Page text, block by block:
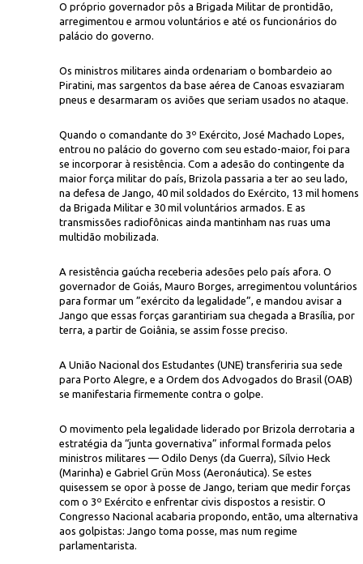
O próprio governador pôs a Brigada Militar de prontidão,
arregimentou e armou voluntários e até os funcionários do
palácio do governo.
Os ministros militares ainda ordenariam o bombardeio ao
Piratini, mas sargentos da base aérea de Canoas esvaziaram
pneus e desarmaram os aviões que seriam usados no ataque.
Quando o comandante do 3º Exército, José Machado Lopes,
entrou no palácio do governo com seu estado-maior, foi para
se incorporar à resistência. Com a adesão do contingente da
maior força militar do país, Brizola passaria a ter ao seu lado,
na defesa de Jango, 40 mil soldados do Exército, 13 mil homens
da Brigada Militar e 30 mil voluntários armados. E as
transmissões radiofônicas ainda mantinham nas ruas uma
multidão mobilizada.
A resistência gaúcha receberia adesões pelo país afora. O
governador de Goiás, Mauro Borges, arregimentou voluntários
para formar um ”exército da legalidade”, e mandou avisar a
Jango que essas forças garantiriam sua chegada a Brasília, por
terra, a partir de Goiânia, se assim fosse preciso.
A União Nacional dos Estudantes (UNE) transferiria sua sede
para Porto Alegre, e a Ordem dos Advogados do Brasil (OAB)
se manifestaria firmemente contra o golpe.
O movimento pela legalidade liderado por Brizola derrotaria a
estratégia da “junta governativa” informal formada pelos
ministros militares — Odilo Denys (da Guerra), Sílvio Heck
(Marinha) e Gabriel Grün Moss (Aeronáutica). Se estes
quisessem se opor à posse de Jango, teriam que medir forças
com o 3º Exército e enfrentar civis dispostos a resistir. O
Congresso Nacional acabaria propondo, então, uma alternativa
aos golpistas: Jango toma posse, mas num regime
parlamentarista.